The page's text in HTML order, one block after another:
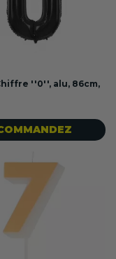
''0'', alu, 86cm,